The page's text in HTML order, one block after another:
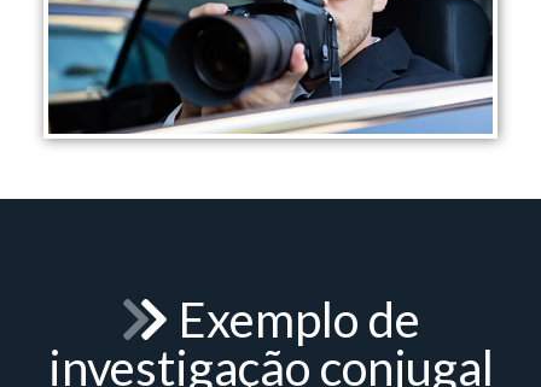
Exemplo de
investigação conjugal